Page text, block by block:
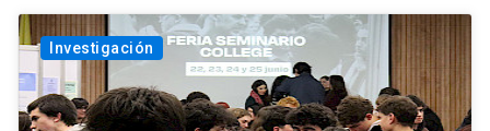
Investigación